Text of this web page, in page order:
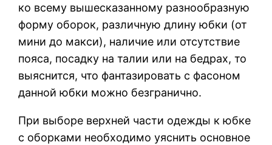
ко всему вышесказанному разнообразную
форму оборок, различную длину юбки (от
мини до макси), наличие или отсутствие
пояса, посадку на талии или на бедрах, то
выяснится, что фантазировать с фасоном
данной юбки можно безгранично.
При выборе верхней части одежды к юбке
с оборками необходимо уяснить основное